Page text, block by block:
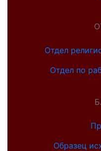
Отдел
Отдел по
Образец